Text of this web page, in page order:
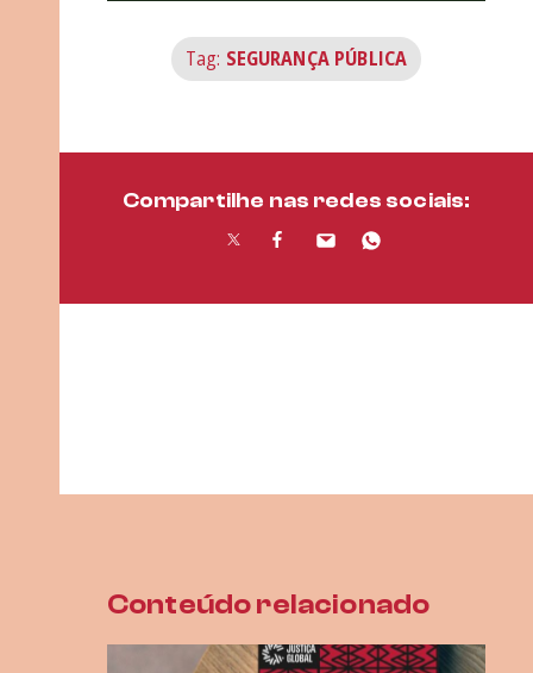
Tag: SEGURANÇA PÚBLICA
Compartilhe nas redes sociais:
Conteúdo relacionado